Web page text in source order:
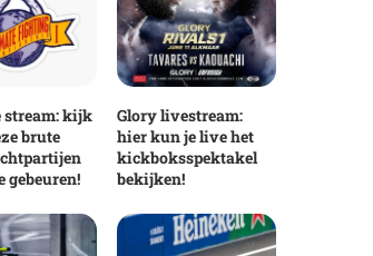
stream: kijk
brute
gebeuren!
Glory livestream:
hier kun je live het
kickboksspektakel
bekijken!